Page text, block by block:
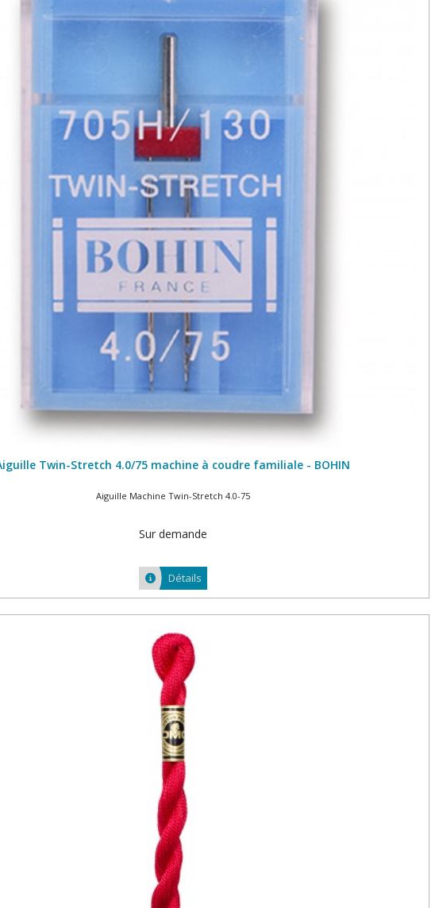
Twin-Stretch 4.0/75 machine à coudre familiale - BOHIN
Aiguille Machine Twin-Stretch 4.0-75
Sur demande
Détails